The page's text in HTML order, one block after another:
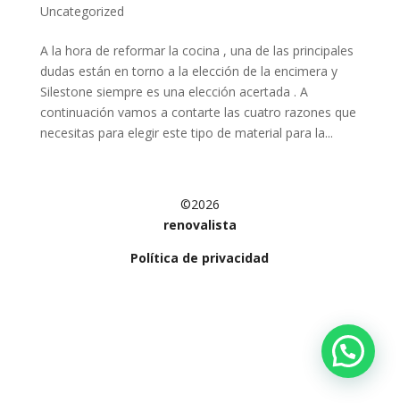
Uncategorized
A la hora de reformar la cocina , una de las principales
dudas están en torno a la elección de la encimera y
Silestone siempre es una elección acertada . A
continuación vamos a contarte las cuatro razones que
necesitas para elegir este tipo de material para la...
©2026
renovalista
Política de privacidad